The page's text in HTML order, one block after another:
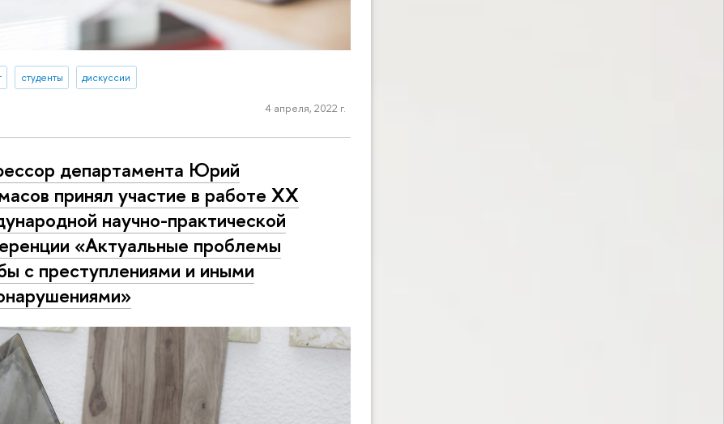
студенты дискуссии
4 апреля, 2022 г.
департамента Юрий
принял участие в работе XX
научно-практической
«Актуальные проблемы
с преступлениями и иными